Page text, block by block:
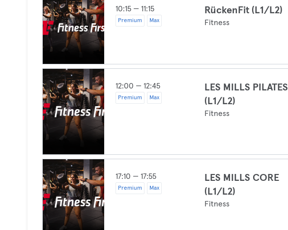
10:15 — 11:15
Premium Max
RückenFit (L1/L2)
Fitness
12:00 — 12:45
Premium Max
LES MILLS PILATES
(L1/L2)
Fitness
17:10 — 17:55
Premium Max
LES MILLS CORE
(L1/L2)
Fitness